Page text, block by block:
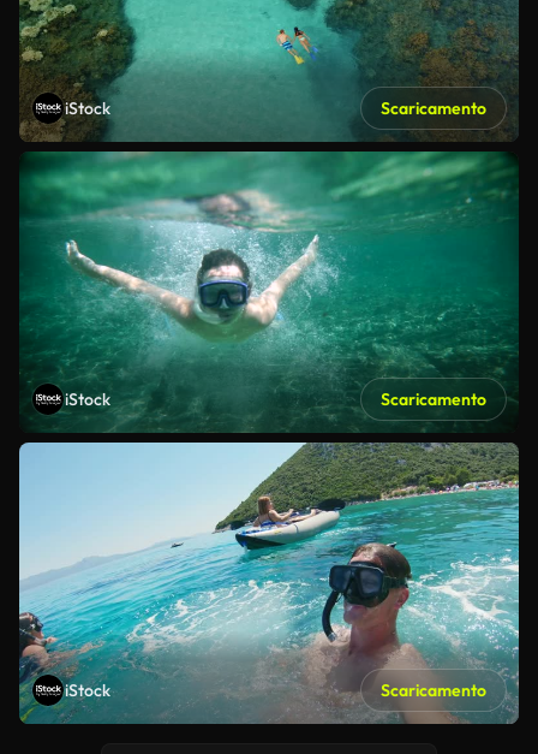
iStock Scaricamento
iStock Scaricamento
iStock Scaricamento